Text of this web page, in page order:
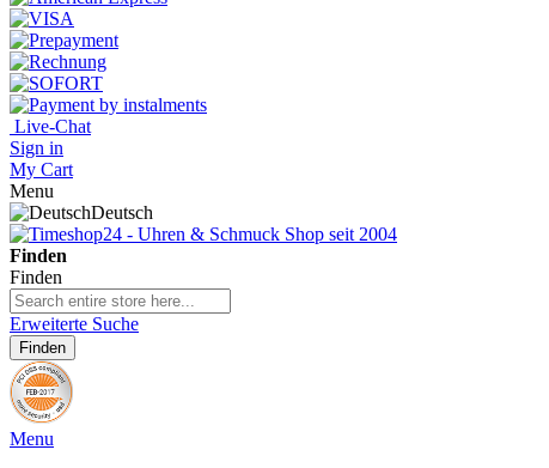
Live-Chat
Sign in
My Cart
Menu
Deutsch
Finden
Finden
Erweiterte Suche
Finden
Menu